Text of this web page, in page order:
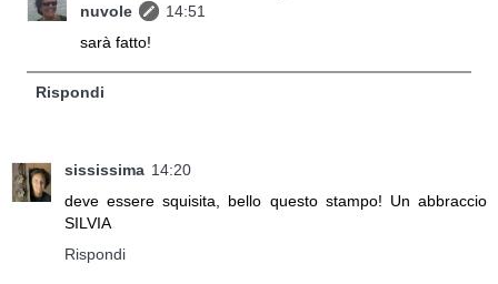
nuvole
14:51
sarà fatto!
Rispondi
sississima 14:20
deve essere squisita, bello questo stampo! Un abbraccio
SILVIA
Rispondi